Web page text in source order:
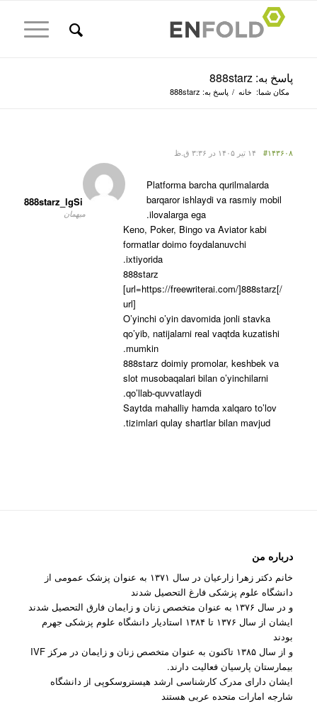
پاسخ به: 888starz
مکان شما: خانه / پاسخ به: 888starz
۱۴ تیر ۱۴۰۵ در ۳:۳۶ ق.ظ #۱۴۳۶۰۸
888starz_lgSi
میهمان
Platforma barcha qurilmalarda
barqaror ishlaydi va rasmiy mobil
ilovalarga ega.
Keno, Poker, Bingo va Aviator kabi
formatlar doimo foydalanuvchi
ixtiyorida.
888starz
[url=https://freewriterai.com/]888starz[/
url]
O’yinchi o’yin davomida jonli stavka
qo’yib, natijalarni real vaqtda kuzatishi
mumkin.
888starz doimiy promolar, keshbek va
slot musobaqalari bilan o’yinchilarni
qo’llab-quvvatlaydi.
Saytda mahalliy hamda xalqaro to’lov
tizimlari qulay shartlar bilan mavjud.
درباره من
خانم دکتر زهرا زارعیان در سال ۱۳۷۱ به عنوان پزشک عمومی از
دانشگاه علوم پزشکی فارغ التحصیل شدند
و در سال ۱۳۷۶ به عنوان متخصص زنان و زایمان فارق التحصیل شدند
ایشان از سال ۱۳۷۶ تا ۱۳۸۴ استادیار دانشگاه علوم پزشکی جهرم
بودند
و از سال ۱۳۸۵ تاکنون به عنوان متخصص زنان و زایمان در مرکز IVF
بیمارستان پارسیان فعالیت دارند.
ایشان دارای مدرک کارشناسی ارشد هیستروسکوپی از دانشگاه
شارجه امارات متحده عربی هستند